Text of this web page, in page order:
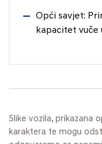
Opći savjet:
kapacitet vuče
Slike vozila, prikazana
karaktera te mogu